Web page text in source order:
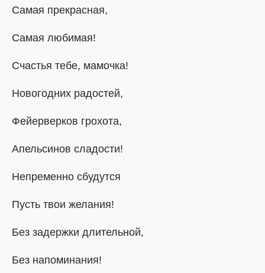
Самая прекрасная,
Самая любимая!
Счастья тебе, мамочка!
Новогодних радостей,
Фейерверков грохота,
Апельсинов сладости!
Непременно сбудутся
Пусть твои желания!
Без задержки длительной,
Без напоминания!